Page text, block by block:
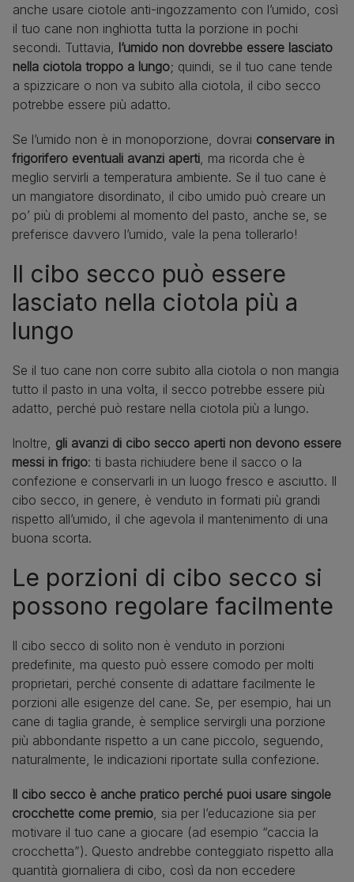
anche usare ciotole anti‑ingozzamento con l’umido, così
il tuo cane non inghiotta tutta la porzione in pochi
secondi. Tuttavia, l’umido non dovrebbe essere lasciato
nella ciotola troppo a lungo; quindi, se il tuo cane tende
a spizzicare o non va subito alla ciotola, il cibo secco
potrebbe essere più adatto.
Se l’umido non è in monoporzione, dovrai conservare in
frigorifero eventuali avanzi aperti , ma ricorda che è
meglio servirli a temperatura ambiente. Se il tuo cane è
un mangiatore disordinato, il cibo umido può creare un
po’ più di problemi al momento del pasto, anche se, se
preferisce davvero l’umido, vale la pena tollerarlo!
Il cibo secco può essere
lasciato nella ciotola più a
lungo
Se il tuo cane non corre subito alla ciotola o non mangia
tutto il pasto in una volta, il secco potrebbe essere più
adatto, perché può restare nella ciotola più a lungo.
Inoltre, gli avanzi di cibo secco aperti non devono essere
messi in frigo: ti basta richiudere bene il sacco o la
confezione e conservarli in un luogo fresco e asciutto. Il
cibo secco, in genere, è venduto in formati più grandi
rispetto all’umido, il che agevola il mantenimento di una
buona scorta.
Le porzioni di cibo secco si
possono regolare facilmente
Il cibo secco di solito non è venduto in porzioni
predefinite, ma questo può essere comodo per molti
proprietari, perché consente di adattare facilmente le
porzioni alle esigenze del cane. Se, per esempio, hai un
cane di taglia grande, è semplice servirgli una porzione
più abbondante rispetto a un cane piccolo, seguendo,
naturalmente, le indicazioni riportate sulla confezione.
Il cibo secco è anche pratico perché puoi usare singole
crocchette come premio , sia per l’educazione sia per
motivare il tuo cane a giocare (ad esempio “caccia la
crocchetta”). Questo andrebbe conteggiato rispetto alla
quantità giornaliera di cibo, così da non eccedere